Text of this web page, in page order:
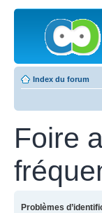
Index du forum
Foire
Problèmes